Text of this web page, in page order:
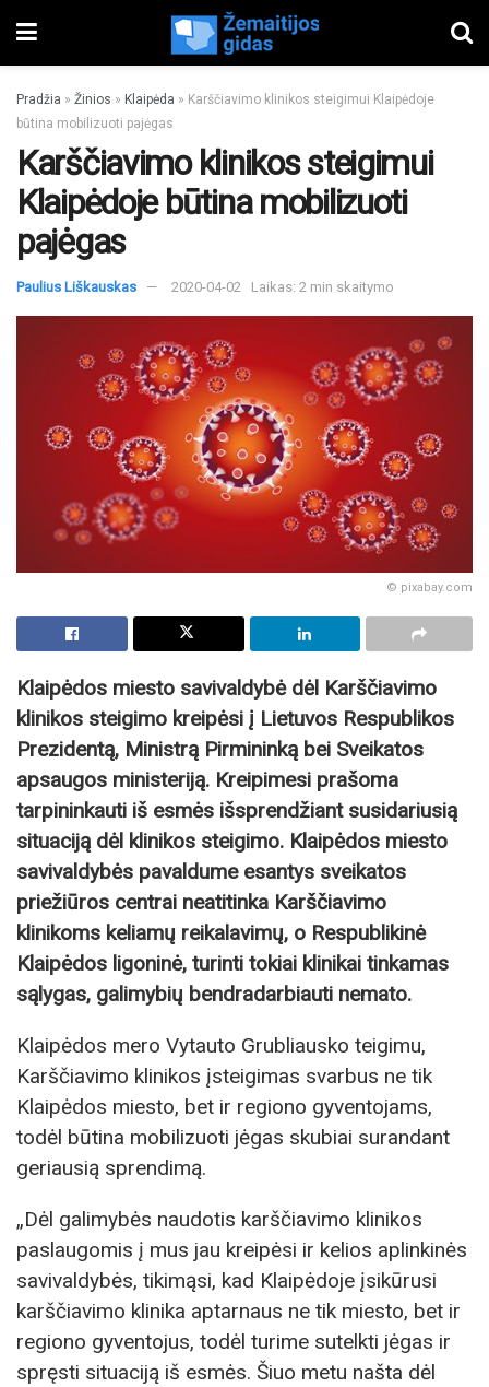
Pradžia » Žinios » Klaipėda » Karščiavimo klinikos steigimui Klaipėdoje
būtina mobilizuoti pajėgas
Karščiavimo klinikos steigimui
Klaipėdoje būtina mobilizuoti
pajėgas
Paulius Liškauskas 2020-04-02 Laikas: 2 min skaitymo
© pixabay.com
Klaipėdos miesto savivaldybė dėl Karščiavimo
klinikos steigimo kreipėsi į Lietuvos Respublikos
Prezidentą, Ministrą Pirmininką bei Sveikatos
apsaugos ministeriją. Kreipimesi prašoma
tarpininkauti iš esmės išsprendžiant susidariusią
situaciją dėl klinikos steigimo. Klaipėdos miesto
savivaldybės pavaldume esantys sveikatos
priežiūros centrai neatitinka Karščiavimo
klinikoms keliamų reikalavimų, o Respublikinė
Klaipėdos ligoninė, turinti tokiai klinikai tinkamas
sąlygas, galimybių bendradarbiauti nemato.
Klaipėdos mero Vytauto Grubliausko teigimu,
Karščiavimo klinikos įsteigimas svarbus ne tik
Klaipėdos miesto, bet ir regiono gyventojams,
todėl būtina mobilizuoti jėgas skubiai surandant
geriausią sprendimą.
„Dėl galimybės naudotis karščiavimo klinikos
paslaugomis į mus jau kreipėsi ir kelios aplinkinės
savivaldybės, tikimąsi, kad Klaipėdoje įsikūrusi
karščiavimo klinika aptarnaus ne tik miesto, bet ir
regiono gyventojus, todėl turime sutelkti jėgas ir
spręsti situaciją iš esmės. Šiuo metu našta dėl